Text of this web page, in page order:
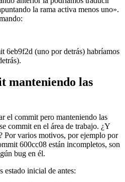
la rama activa menos uno».
6eb9f2d (uno por detrás) habríamos
manteniendo las
el commit pero manteniendo las
commit en el área de trabajo. ¿Y
Por varios motivos, por ejemplo por
600cc08 están incompletos, son
bug en él.
estado inicial de antes: